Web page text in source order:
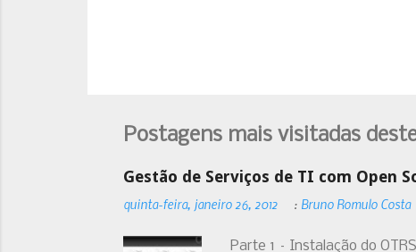
Postagens mais visitadas
Gestão de Serviços de TI com Open
quinta-feira, janeiro 26, 2012 : Bruno Romulo Costa
Parte 1 – Instalação do